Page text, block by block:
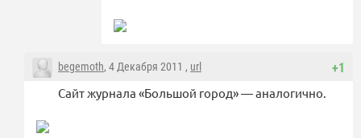
+1
begemoth, 4 Декабря 2011 , url
Сайт журнала «Большой город» — аналогично.